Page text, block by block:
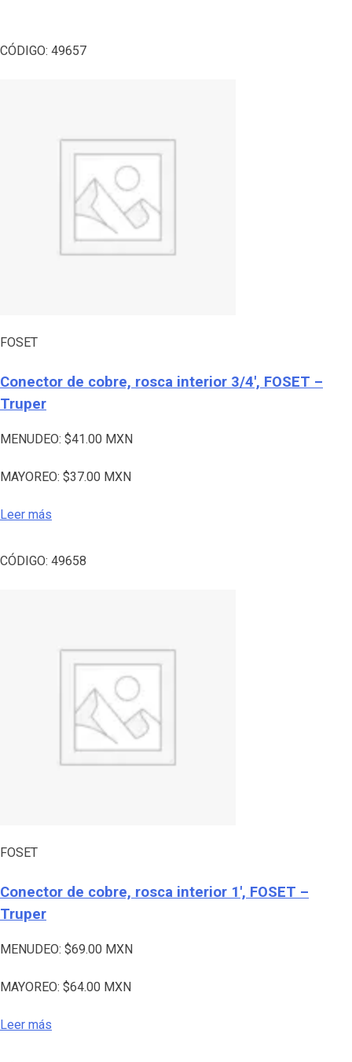
CÓDIGO: 49657
FOSET
Conector de cobre, rosca interior 3/4′, FOSET –
Truper
MENUDEO: $41.00 MXN
MAYOREO: $37.00 MXN
Leer más
CÓDIGO: 49658
FOSET
Conector de cobre, rosca interior 1′, FOSET –
Truper
MENUDEO: $69.00 MXN
MAYOREO: $64.00 MXN
Leer más